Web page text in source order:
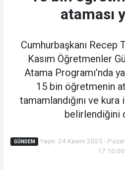
ataması
Cumhurbaşkanı Recep
Kasım Öğretmenler
Atama Programı’nda
15 bin öğretmenin
tamamlandığını ve
belirlendiğini
GÜNDEM
Yayın: 24 Kasım 2025 -
17:10:00